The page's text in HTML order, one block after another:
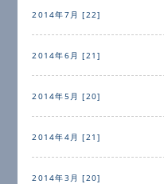
2014年7月 [22]
2014年6月 [21]
2014年5月 [20]
2014年4月 [21]
2014年3月 [20]